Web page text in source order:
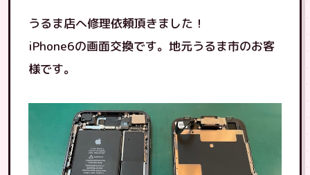
うるま店へ修理依頼頂きました！
iPhone6の画面交換です。地元うるま市のお客
様です。